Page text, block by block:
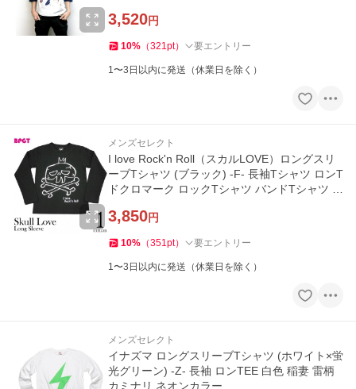
3,520円
10% （321pt） 要エントリー
1〜3日以内に発送（休業日を除く）
メンズセレクト
I love Rock'n Roll（スカルLOVE）ロングスリ
ーブTシャツ (ブラック) -F- 長袖Tシャツ ロンT
ドクロマーク ロックTシャツ バンドTシャツ イ
3,850円
10% （351pt） 要エントリー
1〜3日以内に発送（休業日を除く）
メンズセレクト
イナズマ ロングスリーブTシャツ (ホワイト×蛍
光グリーン) -Z- 長袖 ロンTEE 白色 稲妻 雷柄
カミナリ ネオンカラー